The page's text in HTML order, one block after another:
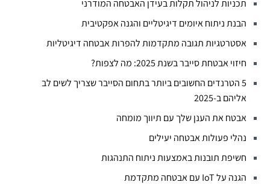
תכניות לניהול תקלות בעידן האבטחה המודרני
הבנת ניתוח איומים דיגיטליים והגנה אפקטיבית
אסטרטגיות תגובה מתקדמות להפרות אבטחה דיגיטליות
חיזוי אבטחת סייבר בשנת 2025: מה לצפות?
5 הטרנדים החשובים ביותר בתחום הסייבר שצריך לשים לב
אליהם ב-2025
אבטח את הענן שלך עם תיווך מומחה
נהלי פעולות אבטחה יעילים
חשיפת תובנות באמצעות ניתוח התנהגות
הגנה על IoT עם אבטחה מתקדמת